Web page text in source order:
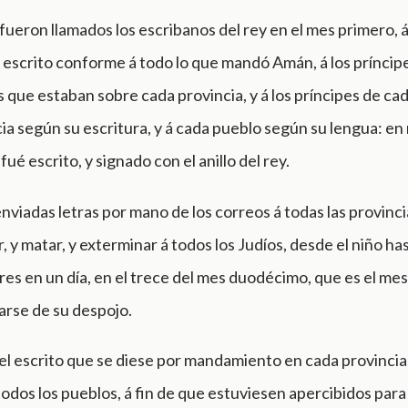
llamados los escribanos del rey en el mes primero,
conforme á todo lo que mandó Amán, á los
que estaban sobre cada provincia, y á los príncipes de
según su escritura, y á cada pueblo según su lengua:
escrito, y signado con el anillo del rey.
letras por mano de los correos á todas las
y matar, y exterminar á todos los Judíos, desde el niño
en un día, en el trece del mes duodécimo, que es el
de su despojo.
escrito que se diese por mandamiento en cada
los pueblos, á fin de que estuviesen apercibidos